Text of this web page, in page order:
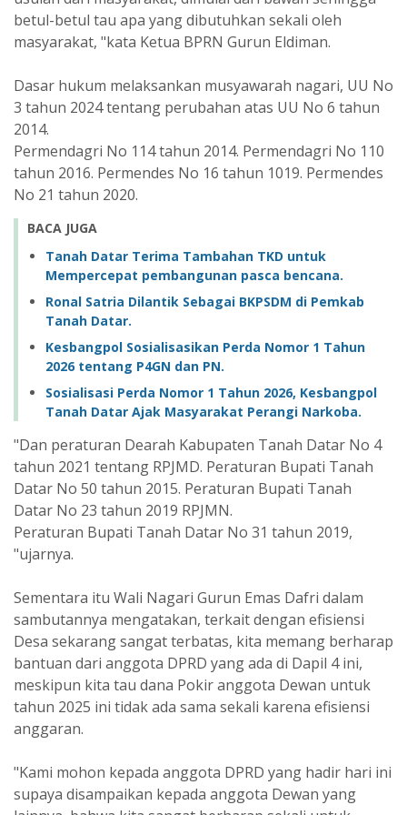
betul-betul tau apa yang dibutuhkan sekali oleh
masyarakat, "kata Ketua BPRN Gurun Eldiman.
Dasar hukum melaksankan musyawarah nagari, UU No
3 tahun 2024 tentang perubahan atas UU No 6 tahun
2014.
Permendagri No 114 tahun 2014. Permendagri No 110
tahun 2016. Permendes No 16 tahun 1019. Permendes
No 21 tahun 2020.
BACA JUGA
Tanah Datar Terima Tambahan TKD untuk
Mempercepat pembangunan pasca bencana.
Ronal Satria Dilantik Sebagai BKPSDM di Pemkab
Tanah Datar.
Kesbangpol Sosialisasikan Perda Nomor 1 Tahun
2026 tentang P4GN dan PN.
Sosialisasi Perda Nomor 1 Tahun 2026, Kesbangpol
Tanah Datar Ajak Masyarakat Perangi Narkoba.
"Dan peraturan Dearah Kabupaten Tanah Datar No 4
tahun 2021 tentang RPJMD. Peraturan Bupati Tanah
Datar No 50 tahun 2015. Peraturan Bupati Tanah
Datar No 23 tahun 2019 RPJMN.
Peraturan Bupati Tanah Datar No 31 tahun 2019,
"ujarnya.
Sementara itu Wali Nagari Gurun Emas Dafri dalam
sambutannya mengatakan, terkait dengan efisiensi
Desa sekarang sangat terbatas, kita memang berharap
bantuan dari anggota DPRD yang ada di Dapil 4 ini,
meskipun kita tau dana Pokir anggota Dewan untuk
tahun 2025 ini tidak ada sama sekali karena efisiensi
anggaran.
"Kami mohon kepada anggota DPRD yang hadir hari ini
supaya disampaikan kepada anggota Dewan yang